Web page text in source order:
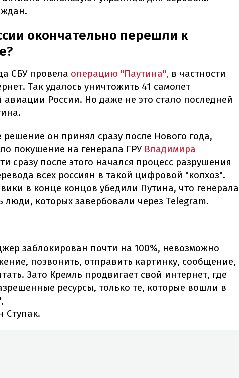
окончательно перешли к
СБУ провела операцию "Паутина", в частности
Так удалось уничтожить 41 самолет
авиации России. Но даже не это стало последней
решение он принял сразу после Нового года,
покушение на генерала ГРУ Владимира
сразу после этого начался процесс разрушения
всех россиян в такой цифровой "колхоз".
в конце концов убедили Путина, что генерала
люди, которых завербовали через Telegram.
заблокирован почти на 100%, невозможно
позвонить, отправить картинку, сообщение,
Зато Кремль продвигает свой интернет, где
ресурсы, только те, которые вошли в
Ступак.